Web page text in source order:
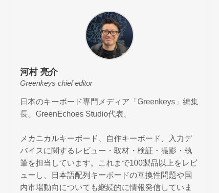
河村 亮介
Greenkeys chief editor
日本のキーボード専門メディア「Greenkeys」編集
長。GreenEchoes Studio代表。
メカニカルキーボード、自作キーボード、入力デ
バイスに関するレビュー・取材・検証・撮影・執
筆を担当しています。これまで100製品以上をレビ
ューし、日本語配列キーボードの互換性問題や国
内市場動向についても継続的に情報発信していま